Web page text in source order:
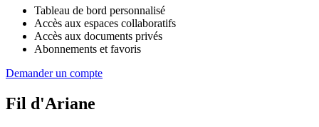
Tableau de bord personnalisé
Accès aux espaces collaboratifs
Accès aux documents privés
Abonnements et favoris
Demander un compte
Fil d'Ariane